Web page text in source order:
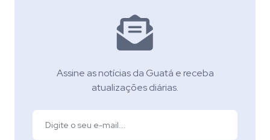
Assine as notícias da Guatá e receba
atualizações diárias.